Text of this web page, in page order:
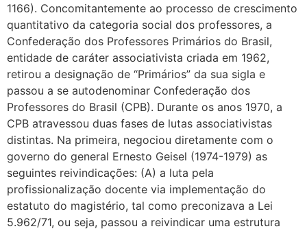
1166). Concomitantemente ao processo de crescimento
quantitativo da categoria social dos professores, a
Confederação dos Professores Primários do Brasil,
entidade de caráter associativista criada em 1962,
retirou a designação de “Primários” da sua sigla e
passou a se autodenominar Confederação dos
Professores do Brasil (CPB). Durante os anos 1970, a
CPB atravessou duas fases de lutas associativistas
distintas. Na primeira, negociou diretamente com o
governo do general Ernesto Geisel (1974-1979) as
seguintes reivindicações: (A) a luta pela
profissionalização docente via implementação do
estatuto do magistério, tal como preconizava a Lei
5.962/71, ou seja, passou a reivindicar uma estrutura